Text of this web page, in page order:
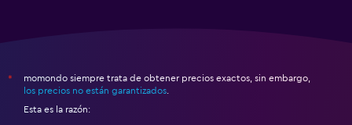
*
momondo siempre trata de obtener precios exactos, sin embargo,
los precios no están garantizados.
Esta es la razón: